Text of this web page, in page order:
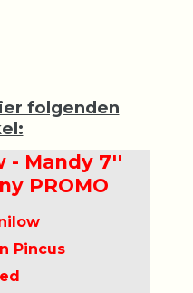
folgenden
- Mandy 7''
PROMO
Pincus